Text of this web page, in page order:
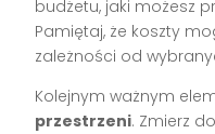
budżetu, jaki możesz
Pamiętaj, że koszty
zależności od
Kolejnym ważnym
przestrzeni. Zmierz